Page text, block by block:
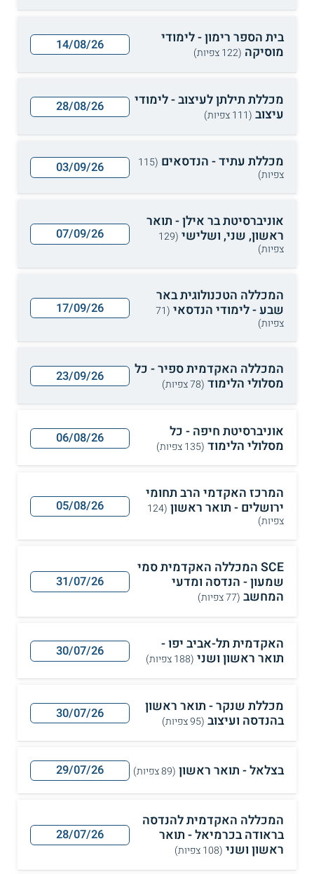
בית הספר רימון - לימודי
מוסיקה (122 צפיות) 14/08/26
מכללת תילתן לעיצוב - לימודי
עיצוב (111 צפיות) 28/08/26
מכללת עתיד - הנדסאים (115
צפיות)
03/09/26
אוניברסיטת בר אילן - תואר
ראשון, שני, ושלישי (129
צפיות)
07/09/26
המכללה הטכנולוגית באר
שבע - לימודי הנדסאי (71
צפיות)
17/09/26
המכללה האקדמית ספיר - כל
מסלולי הלימוד (78 צפיות) 23/09/26
אוניברסיטת חיפה - כל
מסלולי הלימוד (135 צפיות) 06/08/26
המרכז האקדמי הרב תחומי
ירושלים - תואר ראשון (124
צפיות)
05/08/26
SCE המכללה האקדמית סמי
שמעון - הנדסה ומדעי
המחשב (77 צפיות)
31/07/26
האקדמית תל-אביב יפו -
תואר ראשון ושני (188 צפיות) 30/07/26
מכללת שנקר - תואר ראשון
בהנדסה ועיצוב (95 צפיות) 30/07/26
בצלאל - תואר ראשון (89 צפיות) 29/07/26
המכללה האקדמית להנדסה
בראודה בכרמיאל - תואר
ראשון ושני (108 צפיות)
28/07/26